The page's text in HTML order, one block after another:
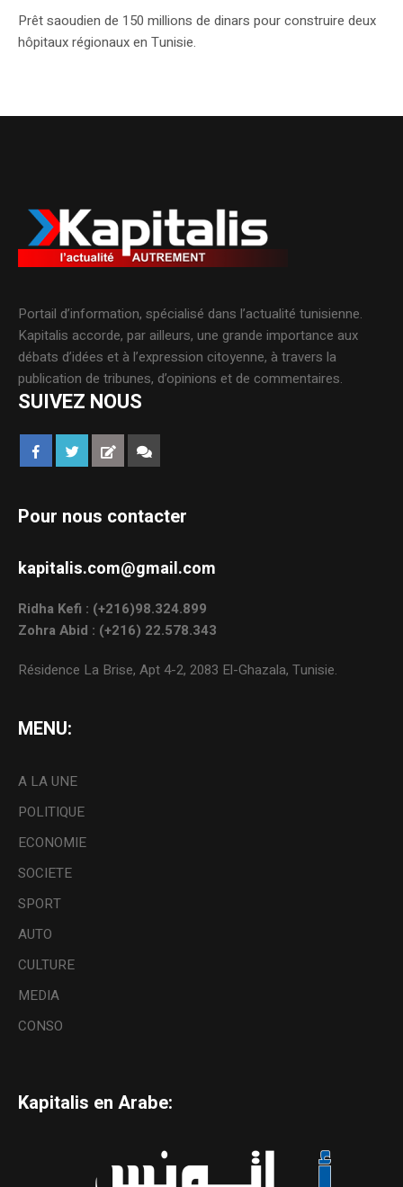
Prêt saoudien de 150 millions de dinars pour construire deux
hôpitaux régionaux en Tunisie.
Portail d’information, spécialisé dans l’actualité tunisienne.
Kapitalis accorde, par ailleurs, une grande importance aux
débats d’idées et à l’expression citoyenne, à travers la
publication de tribunes, d’opinions et de commentaires.
SUIVEZ NOUS
Pour nous contacter
kapitalis.com@gmail.com
Ridha Kefi : (+216)98.324.899
Zohra Abid : (+216) 22.578.343
Résidence La Brise, Apt 4-2, 2083 El-Ghazala, Tunisie.
MENU:
A LA UNE
POLITIQUE
ECONOMIE
SOCIETE
SPORT
AUTO
CULTURE
MEDIA
CONSO
Kapitalis en Arabe: